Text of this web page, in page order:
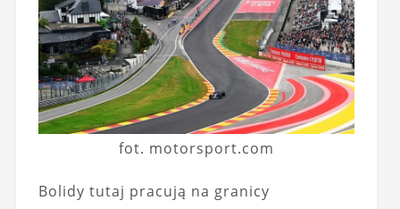
fot. motorsport.com
Bolidy tutaj pracują na granicy